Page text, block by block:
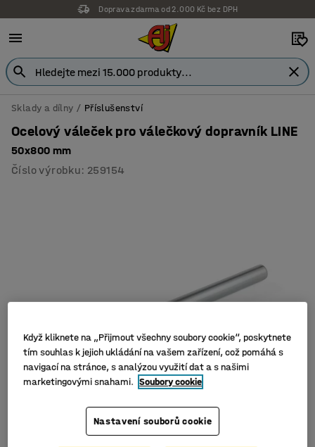
Doprava zdarma od 2.000 Kč bez DPH
Sklady a dílny Příslušenství
Ocelový váleček pro válečkový dopravník LINE
50x800 mm
Číslo výrobku: 259154
Když kliknete na „Přijmout všechny soubory cookie“, poskytnete
tím souhlas k jejich ukládání na vašem zařízení, což pomáhá s
navigací na stránce, s analýzou využití dat a s našimi
marketingovými snahami. Soubory cookie
Nastavení souborů cookie